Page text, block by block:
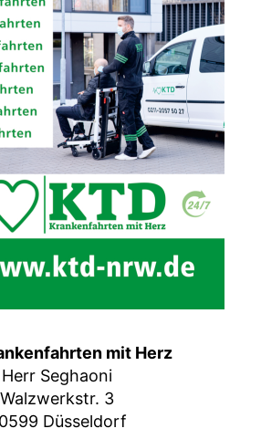
mit Herz
Herr Seghaoni
Walzwerkstr. 3
Düsseldorf